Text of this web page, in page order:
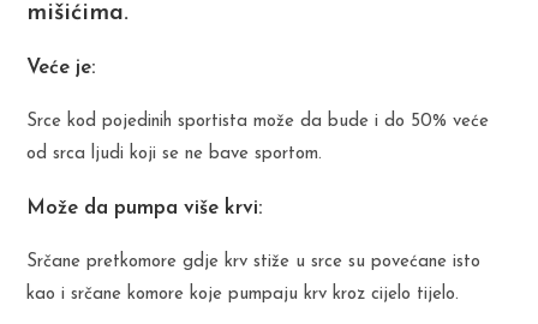
mišićima.
Veće je:
Srce kod pojedinih sportista može da bude i do 50% veće
od srca ljudi koji se ne bave sportom.
Može da pumpa više krvi:
Srčane pretkomore gdje krv stiže u srce su povećane isto
kao i srčane komore koje pumpaju krv kroz cijelo tijelo.